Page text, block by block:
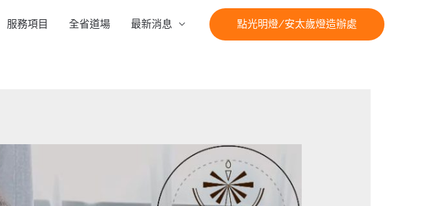
服務項目 全省道場 最新消息 點光明燈/安太歲燈造辦處